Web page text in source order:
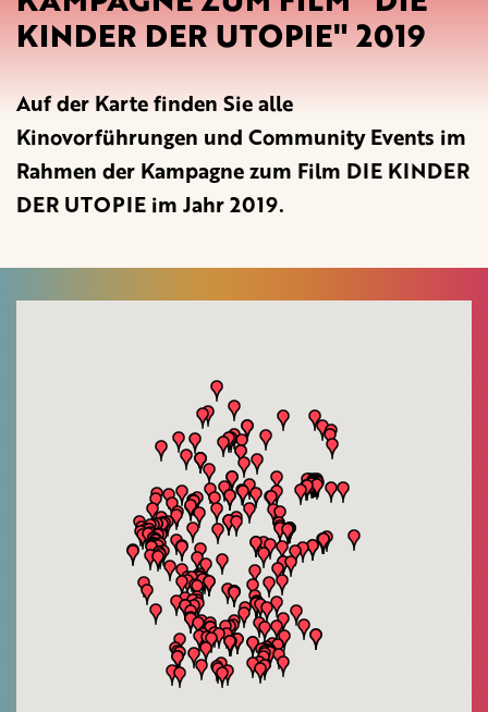
KINDER DER UTOPIE" 2019
Auf der Karte finden Sie alle
Kinovorführungen und Community Events im
Rahmen der Kampagne zum Film DIE KINDER
DER UTOPIE im Jahr 2019.